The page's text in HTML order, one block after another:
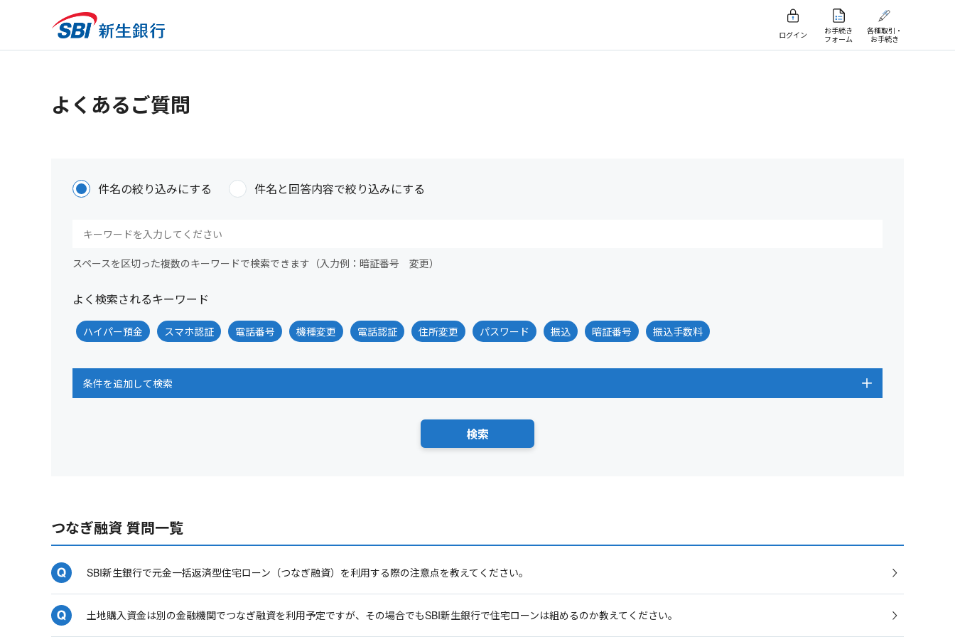
ログイン
お手続き
フォーム
各種取引・
お手続き
よくあるご質問
件名の絞り込みにする 件名と回答内容で絞り込みにする
スペースを区切った複数のキーワードで検索できます（入力例：暗証番号 変更）
よく検索されるキーワード
ハイパー預金 スマホ認証 電話番号 機種変更 電話認証 住所変更 パスワード 振込 暗証番号 振込手数料
条件を追加して検索
つなぎ融資 質問一覧
SBI新生銀行で元金一括返済型住宅ローン（つなぎ融資）を利用する際の注意点を教えてください。
土地購入資金は別の金融機関でつなぎ融資を利用予定ですが、その場合でもSBI新生銀行で住宅ローンは組めるのか教えてください。